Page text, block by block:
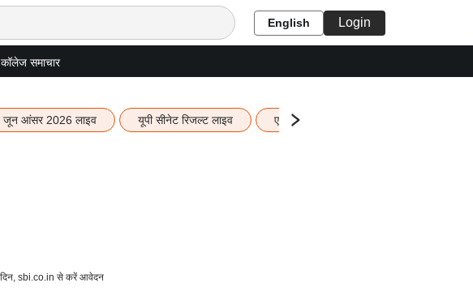
English Login
कॉलेज समाचार
जून आंसर 2026 लाइव यूपी सीनेट रिजल्ट लाइव एचबीएसई 12वीं का रिजल्ट लाइव
sbi.co.in से करें आवेदन